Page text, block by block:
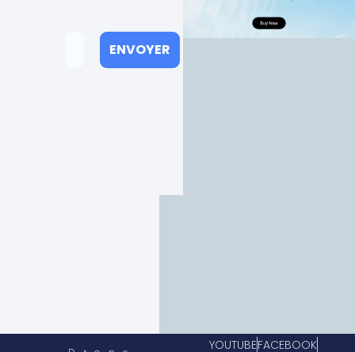
YOUTUBEFACEBOOK